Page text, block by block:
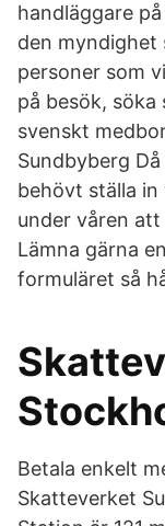
handläggare
den myndighet
personer som
på besök,
svenskt
Sundbyberg
behövt ställa in
under våren
Lämna gärna
formuläret så
Betala enkelt
Skatteverket